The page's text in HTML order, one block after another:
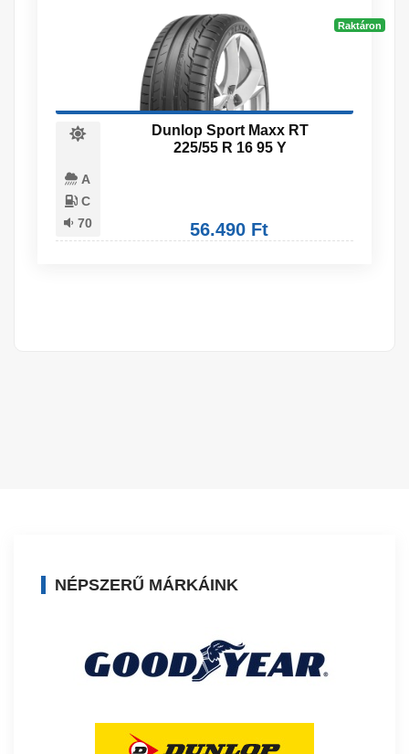
Raktáron
A
C
70
Dunlop Sport Maxx RT
225/55 R 16 95 Y
56.490 Ft
NÉPSZERŰ MÁRKÁINK